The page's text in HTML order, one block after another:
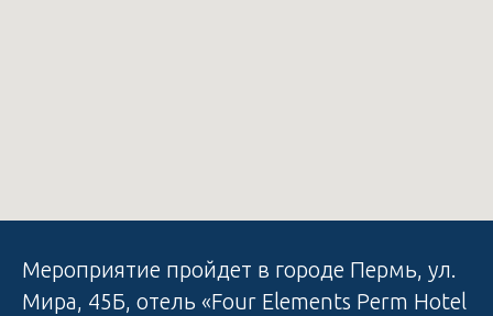
Мероприятие пройдет в городе Пермь, ул.
Мира, 45Б, отель «Four Elements Perm Hotel